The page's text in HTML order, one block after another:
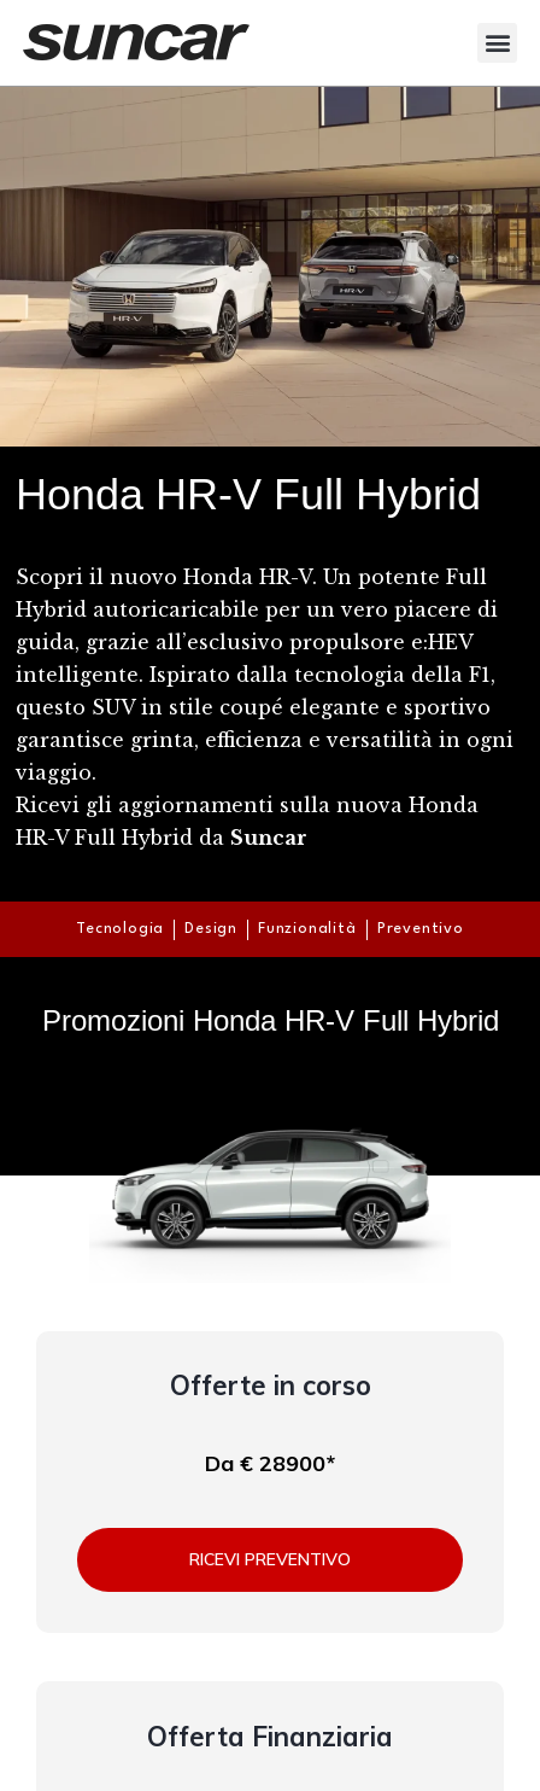
Honda HR-V Full Hybrid
Scopri il nuovo Honda HR-V. Un potente Full
Hybrid autoricaricabile per un vero piacere di
guida, grazie all’esclusivo propulsore e:HEV
intelligente. Ispirato dalla tecnologia della F1,
questo SUV in stile coupé elegante e sportivo
garantisce grinta, efficienza e versatilità in ogni
viaggio.
Ricevi gli aggiornamenti sulla nuova Honda
HR-V Full Hybrid da Suncar
Tecnologia Design Funzionalità Preventivo
Promozioni Honda HR-V Full Hybrid
Offerte in corso
Da € 28900*
RICEVI PREVENTIVO
Offerta Finanziaria